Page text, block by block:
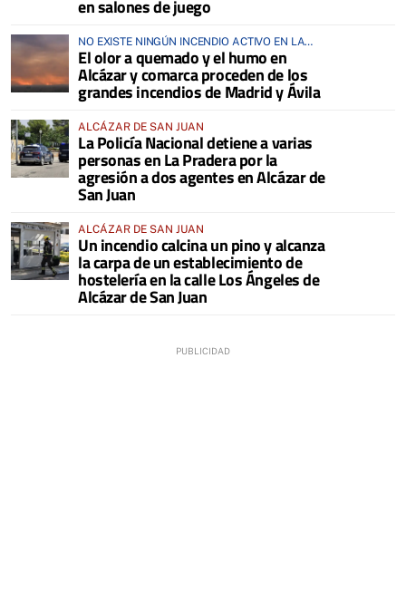
en salones de juego
NO EXISTE NINGÚN INCENDIO ACTIVO EN LA
COMARCA
El olor a quemado y el humo en
Alcázar y comarca proceden de los
grandes incendios de Madrid y Ávila
ALCÁZAR DE SAN JUAN
La Policía Nacional detiene a varias
personas en La Pradera por la
agresión a dos agentes en Alcázar de
San Juan
ALCÁZAR DE SAN JUAN
Un incendio calcina un pino y alcanza
la carpa de un establecimiento de
hostelería en la calle Los Ángeles de
Alcázar de San Juan